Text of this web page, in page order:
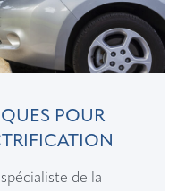
POUR
spécialiste de la